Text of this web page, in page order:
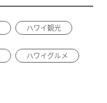
ハワイ観光
ハワイグルメ